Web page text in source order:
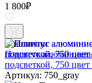
1 800₽
В наличии
Плинтус
подсветкой, 750
Артикул: 750_gray